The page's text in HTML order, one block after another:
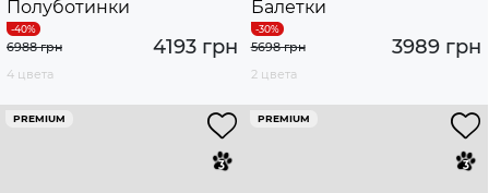
Полуботинки
4193 грн
6988 грн
4 цвета
Балетки
3989 грн
5698 грн
2 цвета
PREMIUM PREMIUM